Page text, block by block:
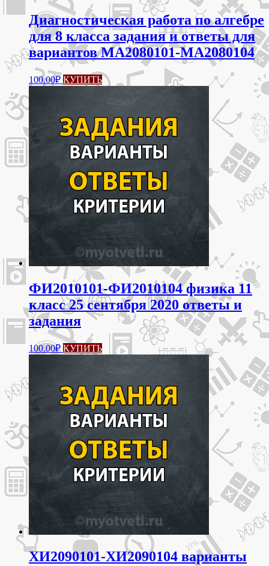
Диагностическая работа по алгебре
для 8 класса задания и ответы для
вариантов МА2080101-МА2080104
100.00₽ КУПИТЬ
ФИ2010101-ФИ2010104 физика 11
класс 25 сентября 2020 ответы и
задания
100.00₽ КУПИТЬ
ХИ2090101-ХИ2090104 варианты